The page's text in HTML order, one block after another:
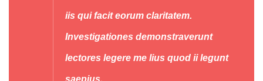
iis qui facit eorum claritatem.
Investigationes demonstraverunt
lectores legere me lius quod ii legunt
saepius.